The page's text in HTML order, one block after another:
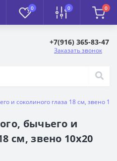
0 0 0
+7(916) 365-83-47
Заказать звонок
и соколиного глаза 18 см, звено
бычьего и
см, звено 10х20